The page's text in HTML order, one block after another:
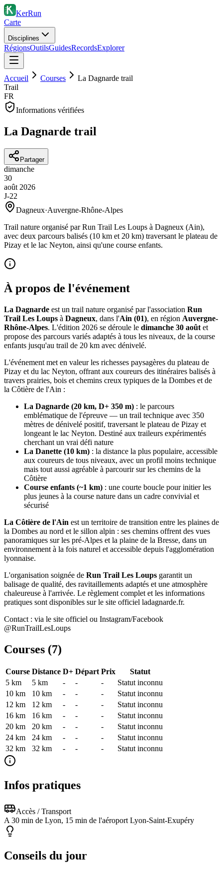
KerRun
Carte
Disciplines
RégionsOutilsGuidesRecordsExplorer
Accueil Courses
La Dagnarde trail
Trail
FR
Informations vérifiées
La Dagnarde trail
Partager
dimanche
30
août 2026
J-22
Dagneux·Auvergne-Rhône-Alpes
Trail nature organisé par Run Trail Les Loups à Dagneux (Ain),
avec deux parcours balisés (10 km et 20 km) traversant le plateau de
Pizay et le lac Neyton, ainsi qu'une course enfants.
À propos de l'événement
La Dagnarde est un trail nature organisé par l'association Run
Trail Les Loups à Dagneux, dans l'Ain (01), en région Auvergne-
Rhône-Alpes. L'édition 2026 se déroule le dimanche 30 août et
propose des parcours variés adaptés à tous les niveaux, de la course
enfants jusqu'au trail de 20 km avec dénivelé.
L'événement met en valeur les richesses paysagères du plateau de
Pizay et du lac Neyton, offrant aux coureurs des itinéraires balisés à
travers prairies, bois et chemins creux typiques de la Dombes et de
la Côtière de l'Ain :
La Dagnarde (20 km, D+ 350 m) : le parcours
emblématique de l'épreuve — un trail technique avec 350
mètres de dénivelé positif, traversant le plateau de Pizay et
longeant le lac Neyton. Destiné aux traileurs expérimentés
cherchant un vrai défi nature
La Danette (10 km) : la distance la plus populaire, accessible
aux coureurs de tous niveaux, avec un profil moins technique
mais tout aussi agréable à parcourir sur les chemins de la
Côtière
Course enfants (~1 km) : une courte boucle pour initier les
plus jeunes à la course nature dans un cadre convivial et
sécurisé
La Côtière de l'Ain est un territoire de transition entre les plaines de
la Dombes au nord et le sillon alpin : ses chemins offrent des vues
panoramiques sur les pré-Alpes et la plaine de la Bresse, dans un
environnement à la fois naturel et accessible depuis l'agglomération
lyonnaise.
L'organisation soignée de Run Trail Les Loups garantit un
balisage de qualité, des ravitaillements adaptés et une atmosphère
chaleureuse à l'arrivée. Le règlement complet et les informations
pratiques sont disponibles sur le site officiel ladagnarde.fr.
Contact : via le site officiel ou Instagram/Facebook
@RunTrailLesLoups
Courses (7)
Course Distance D+ Départ Prix
Statut
5 km
5 km - - -
Statut inconnu
10 km
10 km - - -
Statut inconnu
12 km
12 km - - -
Statut inconnu
16 km
16 km - - -
Statut inconnu
20 km
20 km - - -
Statut inconnu
24 km
24 km - - -
Statut inconnu
32 km
32 km - - - Statut inconnu
Infos pratiques
Accès / Transport
A 30 min de Lyon, 15 min de l'aéroport Lyon-Saint-Exupéry
Conseils du jour